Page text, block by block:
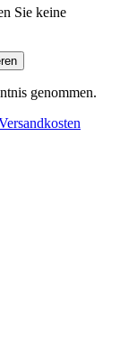
Sie keine
genommen.